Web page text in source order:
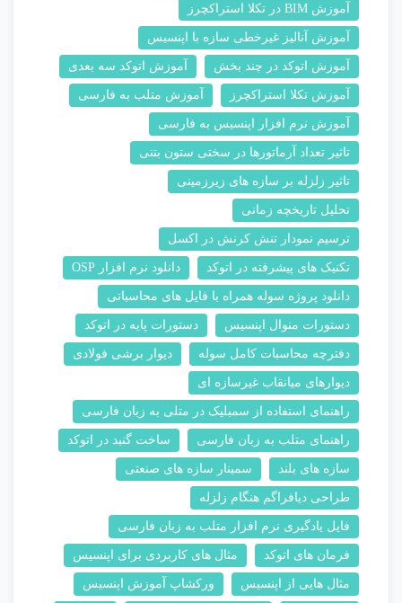
آموزش BIM در تکلا استراکچرز
آموزش آنالیز غیرخطی سازه با اپنسیس
آموزش اتوکد در چند بخش آموزش اتوکد سه بعدی
آموزش تکلا استراکچرز آموزش متلب به فارسی
آموزش نرم افزار اپنسیس به فارسی
تاثیر تعداد آرماتورها در سختی ستون بتنی
تاثیر زلزله بر سازه های زیرزمینی
تحلیل تاریخچه زمانی
ترسیم نمودار تنش کرنش در اکسل
تکنیک های پیشرفته در اتوکد دانلود نرم افزار OSP
دانلود پروژه سوله همراه با فایل های محاسباتی
دستورات منوال اپنسیس دستورات پایه در اتوکد
دفترچه محاسبات کامل سوله دیوار برشی فولادی
دیوارهای میانقاب غیرسازه ای
راهنمای استفاده از سمبلیک در متلی به زبان فارسی
راهنمای متلب به زبان فارسی ساخت گنبد در اتوکد
سازه های بلند سمینار سازه های صنعتی
طراحی دیافراگم هنگام زلزله
فایل یادگیری نرم افزار متلب به زبان فارسی
فرمان های اتوکد مثال های کاربردی برای اپنسیس
مثال هایی از اپنسیس ورکشاپ آموزش اپنسیس